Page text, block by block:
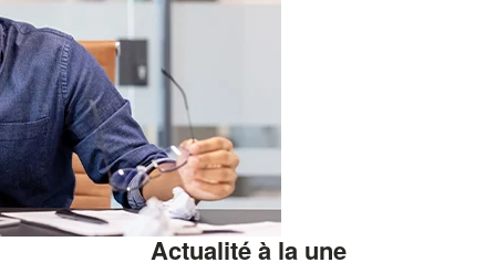
Actualité à la une